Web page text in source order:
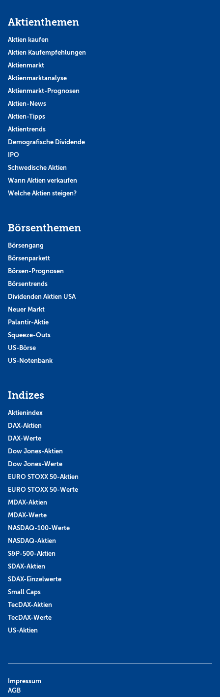
Aktienthemen
Aktien kaufen
Aktien Kaufempfehlungen
Aktienmarkt
Aktienmarktanalyse
Aktienmarkt-Prognosen
Aktien-News
Aktien-Tipps
Aktientrends
Demografische Dividende
IPO
Schwedische Aktien
Wann Aktien verkaufen
Welche Aktien steigen?
Börsenthemen
Börsengang
Börsenparkett
Börsen-Prognosen
Börsentrends
Dividenden Aktien USA
Neuer Markt
Palantir-Aktie
Squeeze-Outs
US-Börse
US-Notenbank
Indizes
Aktienindex
DAX-Aktien
DAX-Werte
Dow Jones-Aktien
Dow Jones-Werte
EURO STOXX 50-Aktien
EURO STOXX 50-Werte
MDAX-Aktien
MDAX-Werte
NASDAQ-100-Werte
NASDAQ-Aktien
S&P-500-Aktien
SDAX-Aktien
SDAX-Einzelwerte
Small Caps
TecDAX-Aktien
TecDAX-Werte
US-Aktien
Impressum
AGB